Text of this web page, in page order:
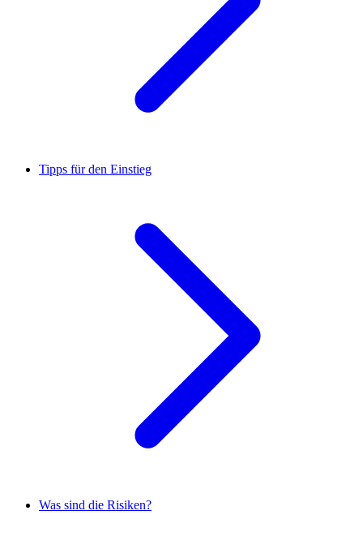
Tipps für den Einstieg
Was sind die Risiken?